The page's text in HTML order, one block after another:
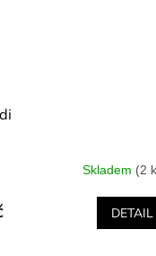
Skladem (2
DETAIL